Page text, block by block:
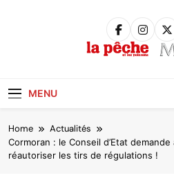
MENU
Home Actualités
Cormoran : le Conseil d’Etat
réautoriser les tirs de régulations !